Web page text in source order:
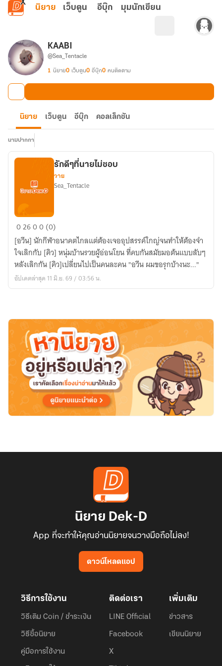
ข้ามไปยังเนื้อหาหลัก
นิยาย เว็บตูน อีบุ๊ก มุมนักเขียน
KAABI
@Sea_Tentacle
1 นิยาย0 เว็บตูน0 อีบุ๊ก0 คนติดตาม
นิยาย เว็บตูน อีบุ๊ก คอลเล็กชัน
นามปากกา
รัก
ดีๆ
ที่
นาย
ไม่
ชอบ
รักดีๆที่นายไม่ชอบ
วาย
Sea_Tentacle
02600 (0)
[อวีน] นักกีฬาอนาคตไกลแต่ต้องเจออุปสรรค์ใกญ่จนทำให้ต้องจำ
ใจเลิกกับ [คิว] หนุ่มบ้านรวยผู้อ่อนโยน ที่คบกันสมัยมอต้นแบบลับๆ
หลังเลิกกัน [คิว]เปลี่ยนไปเป็นคนละคน "อวีน ผมขอรุกบ้างนะ..."
อัปเดตล่าสุด 11 มิ.ย. 69 / 03:56 น.
นิยาย Dek-D
App ที่จะทำให้คุณอ่านนิยายจนวางมือถือไม่ลง!
ดาวน์โหลดแอป
วิธีการใช้งาน
วิธีเติม Coin / ชำระเงิน
วิธีซื้อนิยาย
คู่มือการใช้งาน
ติดต่อเรา
LINE Official
Facebook
X
เพิ่มเติม
ข่าวสาร
เขียนนิยาย